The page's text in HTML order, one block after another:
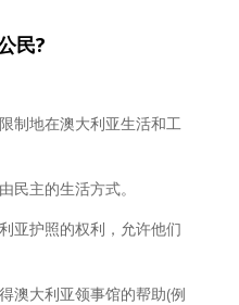
民?
制地在澳大利亚生活和工
民主的生活方式。
亚护照的权利，允许他们
澳大利亚领事馆的帮助(例